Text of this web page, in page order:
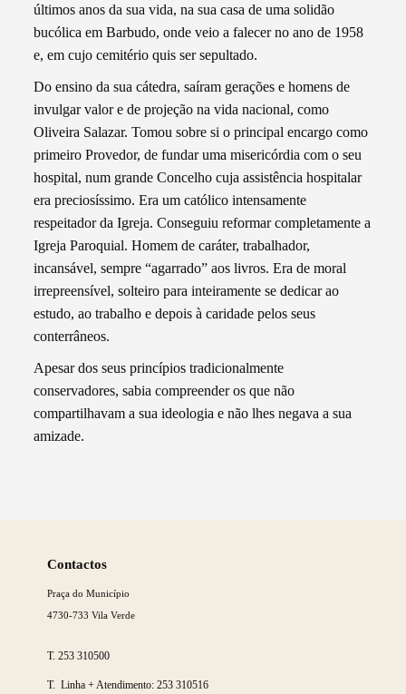
últimos anos da sua vida, na sua casa de uma solidão
bucólica em Barbudo, onde veio a falecer no ano de 1958
e, em cujo cemitério quis ser sepultado.
Do ensino da sua cátedra, saíram gerações e homens de
invulgar valor e de projeção na vida nacional, como
Oliveira Salazar. Tomou sobre si o principal encargo como
primeiro Provedor, de fundar uma misericórdia com o seu
hospital, num grande Concelho cuja assistência hospitalar
era preciosíssimo. Era um católico intensamente
respeitador da Igreja. Conseguiu reformar completamente a
Igreja Paroquial. Homem de caráter, trabalhador,
incansável, sempre “agarrado” aos livros. Era de moral
irrepreensível, solteiro para inteiramente se dedicar ao
estudo, ao trabalho e depois à caridade pelos seus
conterrâneos.
Apesar dos seus princípios tradicionalmente
conservadores, sabia compreender os que não
compartilhavam a sua ideologia e não lhes negava a sua
amizade.
Contactos
Praça do Município
4730-733 Vila Verde
T.253 310500
T. Linha + Atendimento: 253 310516